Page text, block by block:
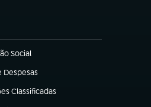
Social
aba)
Despesas
aba)
Classificadas
aba)